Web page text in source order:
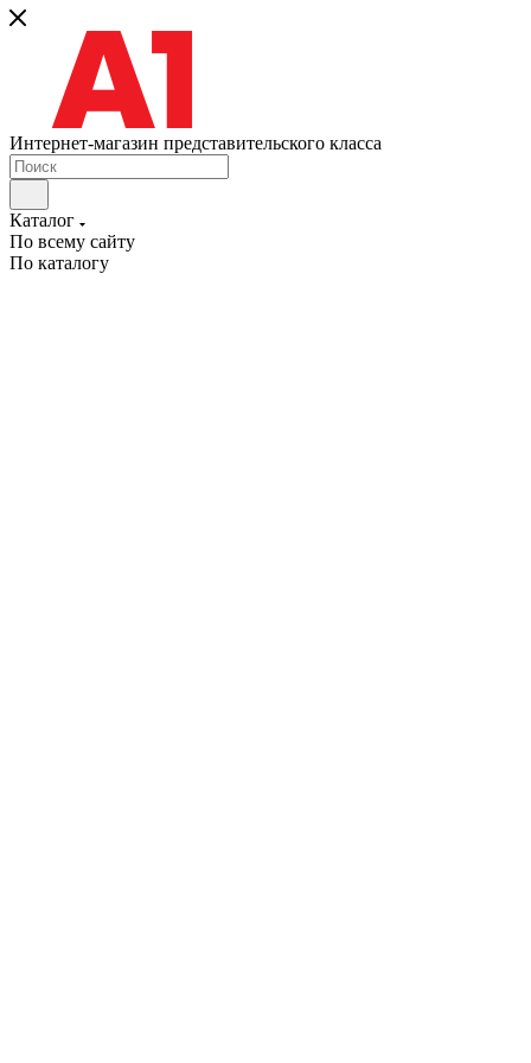
Интернет-магазин представительского класса
Каталог
По всему сайту
По каталогу